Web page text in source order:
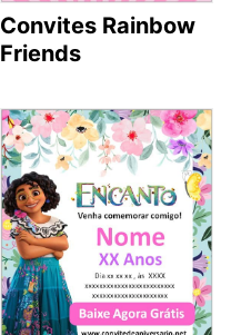
Convites Rainbow
Friends